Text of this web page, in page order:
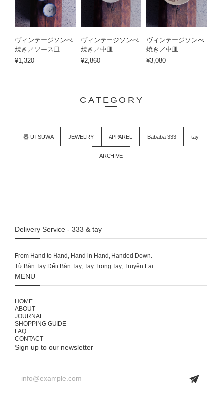
ヴィンテージソンべ
焼き／ソース皿
¥1,320
ヴィンテージソンべ
焼き／中皿
¥2,860
ヴィンテージソンべ
焼き／中皿
¥3,080
CATEGORY
器 UTSUWA JEWELRY APPAREL Bababa-333 tay
ARCHIVE
Delivery Service - 333 & tay
From Hand to Hand, Hand in Hand, Handed Down.
MENU
HOME
ABOUT
JOURNAL
SHOPPING GUIDE
FAQ
CONTACT
Sign up to our newsletter